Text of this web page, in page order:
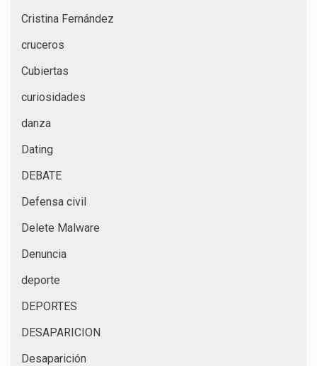
Cristina Fernández
cruceros
Cubiertas
curiosidades
danza
Dating
DEBATE
Defensa civil
Delete Malware
Denuncia
deporte
DEPORTES
DESAPARICION
Desaparición